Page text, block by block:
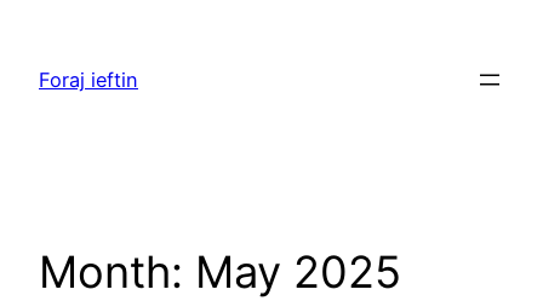
content
Foraj ieftin
Month: May 2025